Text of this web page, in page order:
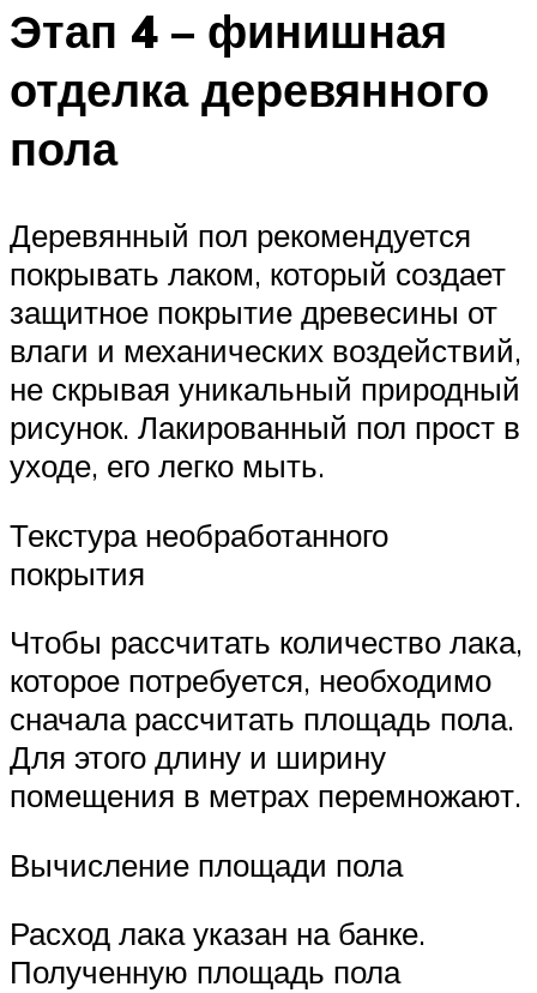
Этап 4 – финишная
отделка деревянного
пола
Деревянный пол рекомендуется
покрывать лаком, который создает
защитное покрытие древесины от
влаги и механических воздействий,
не скрывая уникальный природный
рисунок. Лакированный пол прост в
уходе, его легко мыть.
Текстура необработанного
покрытия
Чтобы рассчитать количество лака,
которое потребуется, необходимо
сначала рассчитать площадь пола.
Для этого длину и ширину
помещения в метрах перемножают.
Вычисление площади пола
Расход лака указан на банке.
Полученную площадь пола